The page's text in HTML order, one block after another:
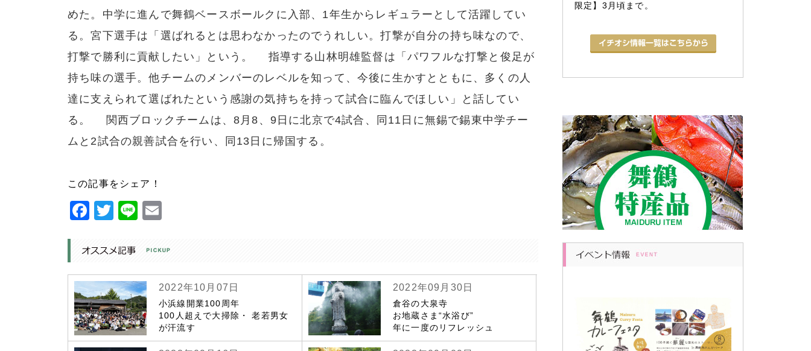
めた。中学に進んで舞鶴ベースボールクに入部、1年生からレギュラーとして活躍してい
る。宮下選手は「選ばれるとは思わなかったのでうれしい。打撃が自分の持ち味なので、
打撃で勝利に貢献したい」という。 指導する山林明雄監督は「パワフルな打撃と俊足が
持ち味の選手。他チームのメンバーのレベルを知って、今後に生かすとともに、多くの人
達に支えられて選ばれたという感謝の気持ちを持って試合に臨んでほしい」と話してい
る。 関西ブロックチームは、8月8、9日に北京で4試合、同11日に無錫で錫東中学チー
ムと2試合の親善試合を行い、同13日に帰国する。
この記事をシェア！
Facebook
Twitter
Line
2022年10月07日
小浜線開業100周年
100人超えで大掃除・ 老若男女
が汗流す
2022年09月30日
倉谷の大泉寺
お地蔵さま“水浴び”
年に一度のリフレッシュ
限定】3月頃まで。